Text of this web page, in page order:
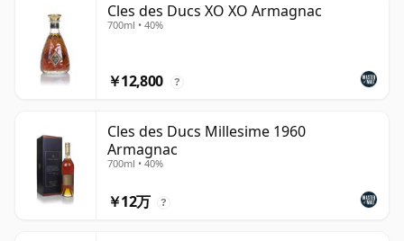
Cles des Ducs XO XO Armagnac
700ml • 40%
￥12,800 ?
Cles des Ducs Millesime 1960
Armagnac
700ml • 40%
￥12万 ?